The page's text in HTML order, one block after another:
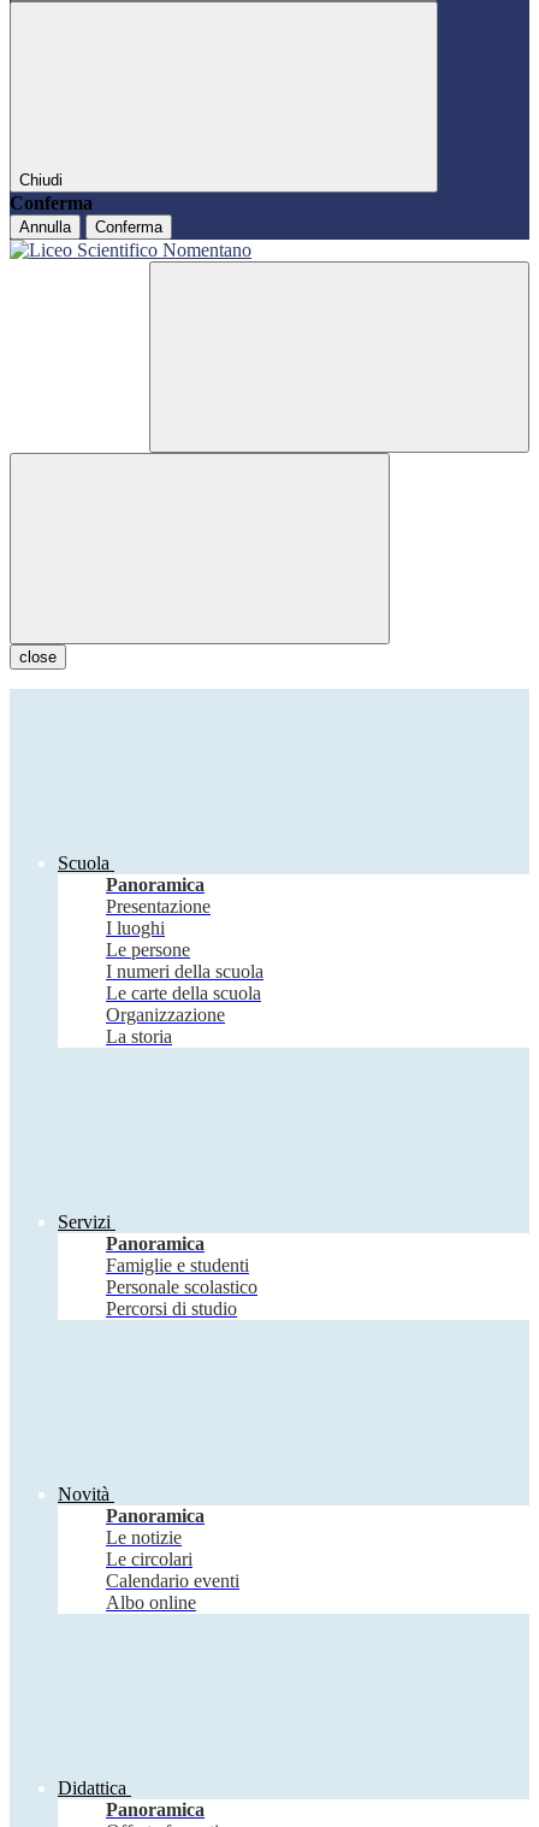
Chiudi
Conferma
Annulla Conferma
close
Scuola
Panoramica
Presentazione
I luoghi
Le persone
I numeri della scuola
Le carte della scuola
Organizzazione
La storia
Servizi
Panoramica
Famiglie e studenti
Personale scolastico
Percorsi di studio
Novità
Panoramica
Le notizie
Le circolari
Calendario eventi
Albo online
Didattica
Panoramica